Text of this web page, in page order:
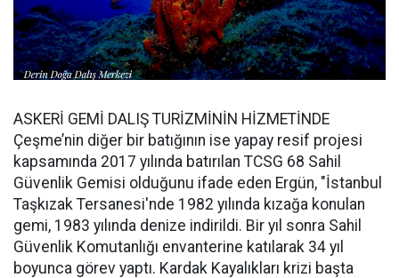
ASKERİ GEMİ DALIŞ TURİZMİNİN HİZMETİNDE
Çeşme’nin diğer bir batığının ise yapay resif projesi
kapsamında 2017 yılında batırılan TCSG 68 Sahil
Güvenlik Gemisi olduğunu ifade eden Ergün, "İstanbul
Taşkızak Tersanesi'nde 1982 yılında kızağa konulan
gemi, 1983 yılında denize indirildi. Bir yıl sonra Sahil
Güvenlik Komutanlığı envanterine katılarak 34 yıl
boyunca görev yaptı. Kardak Kayalıkları krizi başta